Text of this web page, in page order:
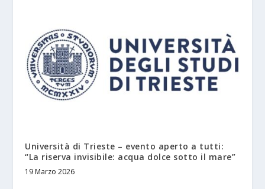
Università di Trieste – evento aperto a tutti:
“La riserva invisibile: acqua dolce sotto il mare”
19 Marzo 2026